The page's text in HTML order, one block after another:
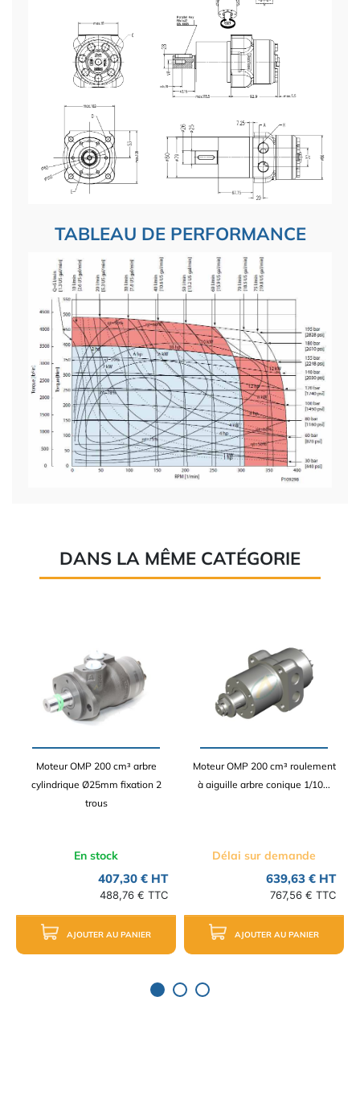
TABLEAU DE PERFORMANCE
DANS LA MÊME CATÉGORIE
Moteur OMP 200 cm³ arbre
cylindrique Ø25mm fixation 2
trous
En stock
407,30 € HT
488,76 € TTC
AJOUTER AU PANIER
Moteur OMP 200 cm³ roulement
à aiguille arbre conique 1/10...
Délai sur demande
639,63 € HT
767,56 € TTC
AJOUTER AU PANIER